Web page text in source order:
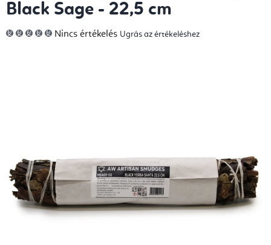
Black Sage - 22,5 cm
A
termék
Nincs értékelés Ugrás az értékeléshez